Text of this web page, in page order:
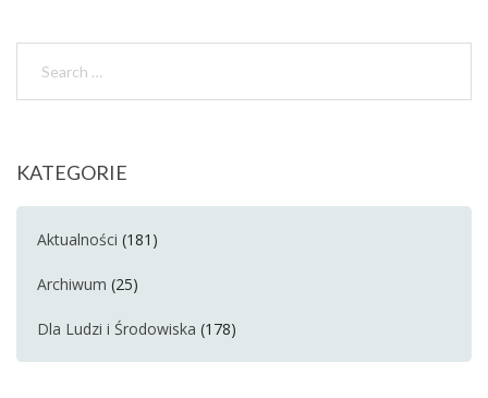
KATEGORIE
Aktualności (181)
Archiwum (25)
Dla Ludzi i Środowiska (178)